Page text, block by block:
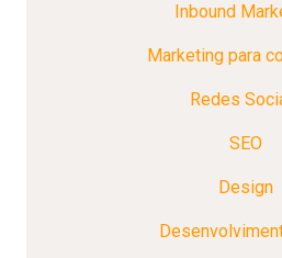
Inbound
Marketing para
Redes
SEO
Design